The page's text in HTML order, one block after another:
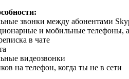
звонки между абонентами
и мобильные телефоны,
в чате
видеозвонки
на телефон, когда ты не в сети